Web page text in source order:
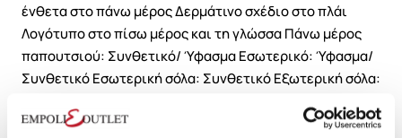
ένθετα στο πάνω μέρος Δερμάτινο σχέδιο στο πλάι
Λογότυπο στο πίσω μέρος και τη γλώσσα Πάνω μέρος
παπουτσιού: Συνθετικό/ Ύφασμα Εσωτερικό: Ύφασμα/
Συνθετικό Εσωτερική σόλα: Συνθετικό Εξωτερική σόλα: